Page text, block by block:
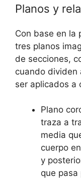
Planos y
Con base en la
tres planos
de secciones,
cuando dividen
ser aplicados a
Plano
traza a
media
cuerpo
y
que pasa